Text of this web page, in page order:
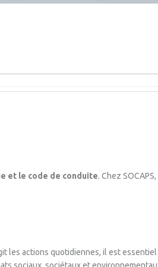
et le code de conduite. Chez
les actions quotidiennes, il est